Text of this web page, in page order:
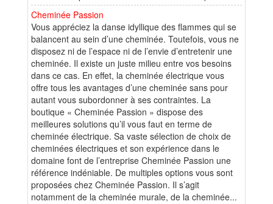
Cheminée Passion
Vous appréciez la danse idyllique des flammes qui se
balancent au sein d’une cheminée. Toutefois, vous ne
disposez ni de l’espace ni de l’envie d’entretenir une
cheminée. Il existe un juste milieu entre vos besoins
dans ce cas. En effet, la cheminée électrique vous
offre tous les avantages d’une cheminée sans pour
autant vous subordonner à ses contraintes. La
boutique « Cheminée Passion » dispose des
meilleures solutions qu’il vous faut en terme de
cheminée électrique. Sa vaste sélection de choix de
cheminées électriques et son expérience dans le
domaine font de l’entreprise Cheminée Passion une
référence indéniable. De multiples options vous sont
proposées chez Cheminée Passion. Il s’agit
notamment de la cheminée murale, de la cheminée...